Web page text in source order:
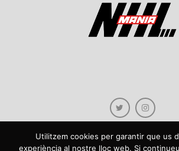
Utilitzem cookies per garantir que us
experiència al nostre lloc web. Si